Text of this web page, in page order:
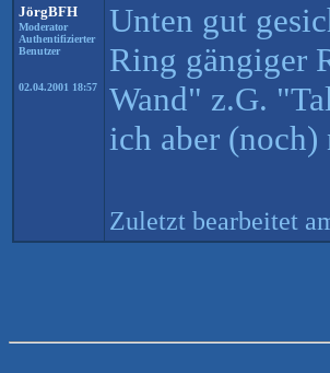
JörgBFH
Moderator
Authentifizierter
Benutzer
02.04.2001 18:57
Unten gut
Ring gängiger
Wand" z.G.
ich aber
Zuletzt bearbeitet